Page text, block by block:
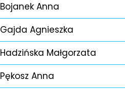
Bojanek Anna
Gajda Agnieszka
Hadzińska Małgorzata
Pękosz Anna